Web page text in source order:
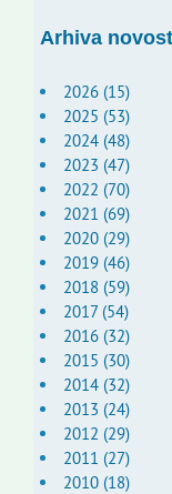
Arhiva
2026 (15)
2025 (53)
2024 (48)
2023 (47)
2022 (70)
2021 (69)
2020 (29)
2019 (46)
2018 (59)
2017 (54)
2016 (32)
2015 (30)
2014 (32)
2013 (24)
2012 (29)
2011 (27)
2010 (18)